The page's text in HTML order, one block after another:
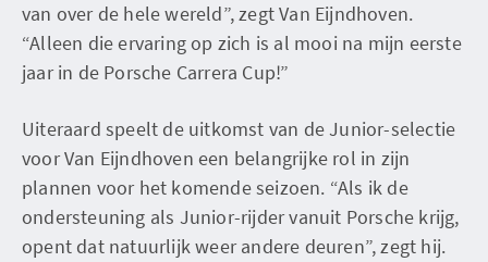
van over de hele wereld”, zegt Van Eijndhoven.
“Alleen die ervaring op zich is al mooi na mijn eerste
jaar in de Porsche Carrera Cup!”
Uiteraard speelt de uitkomst van de Junior-selectie
voor Van Eijndhoven een belangrijke rol in zijn
plannen voor het komende seizoen. “Als ik de
ondersteuning als Junior-rijder vanuit Porsche krijg,
opent dat natuurlijk weer andere deuren”, zegt hij.